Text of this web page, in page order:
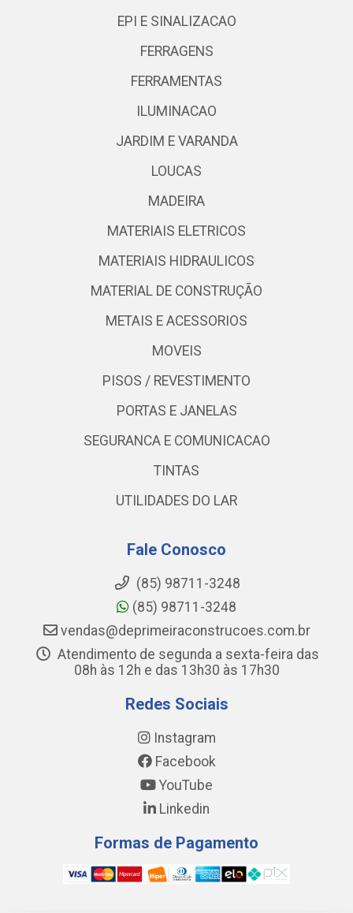
EPI E SINALIZACAO
FERRAGENS
FERRAMENTAS
ILUMINACAO
JARDIM E VARANDA
LOUCAS
MADEIRA
MATERIAIS ELETRICOS
MATERIAIS HIDRAULICOS
MATERIAL DE CONSTRUÇÃO
METAIS E ACESSORIOS
MOVEIS
PISOS / REVESTIMENTO
PORTAS E JANELAS
SEGURANCA E COMUNICACAO
TINTAS
UTILIDADES DO LAR
Fale Conosco
(85) 98711-3248
(85) 98711-3248
vendas@deprimeiraconstrucoes.com.br
Atendimento de segunda a sexta-feira das
08h às 12h e das 13h30 às 17h30
Redes Sociais
Instagram
Facebook
YouTube
Linkedin
Formas de Pagamento